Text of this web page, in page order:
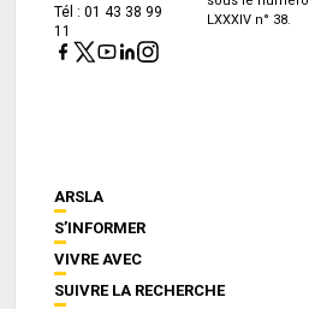
Tél : 01 43 38 99
11
LXXXIV n° 38.
ARSLA
S’INFORMER
VIVRE AVEC
SUIVRE LA RECHERCHE